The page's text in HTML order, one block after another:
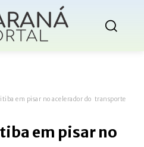
em pisar no acelerador do transporte
em pisar no